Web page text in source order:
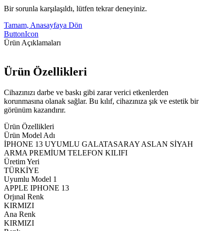
Bir sorunla karşılaşıldı, lütfen tekrar deneyiniz.
Tamam, Anasayfaya Dön
ButtonIcon
Ürün Açıklamaları
Ürün Özellikleri
Cihazınızı darbe ve baskı gibi zarar verici etkenlerden
korunmasına olanak sağlar. Bu kılıf, cihazınıza şık ve estetik bir
görünüm kazandırır.
Ürün Özellikleri
Ürün Model Adı
İPHONE 13 UYUMLU GALATASARAY ASLAN SİYAH
ARMA PREMİUM TELEFON KILIFI
Üretim Yeri
TÜRKİYE
Uyumlu Model 1
APPLE IPHONE 13
Orjınal Renk
KIRMIZI
Ana Renk
KIRMIZI